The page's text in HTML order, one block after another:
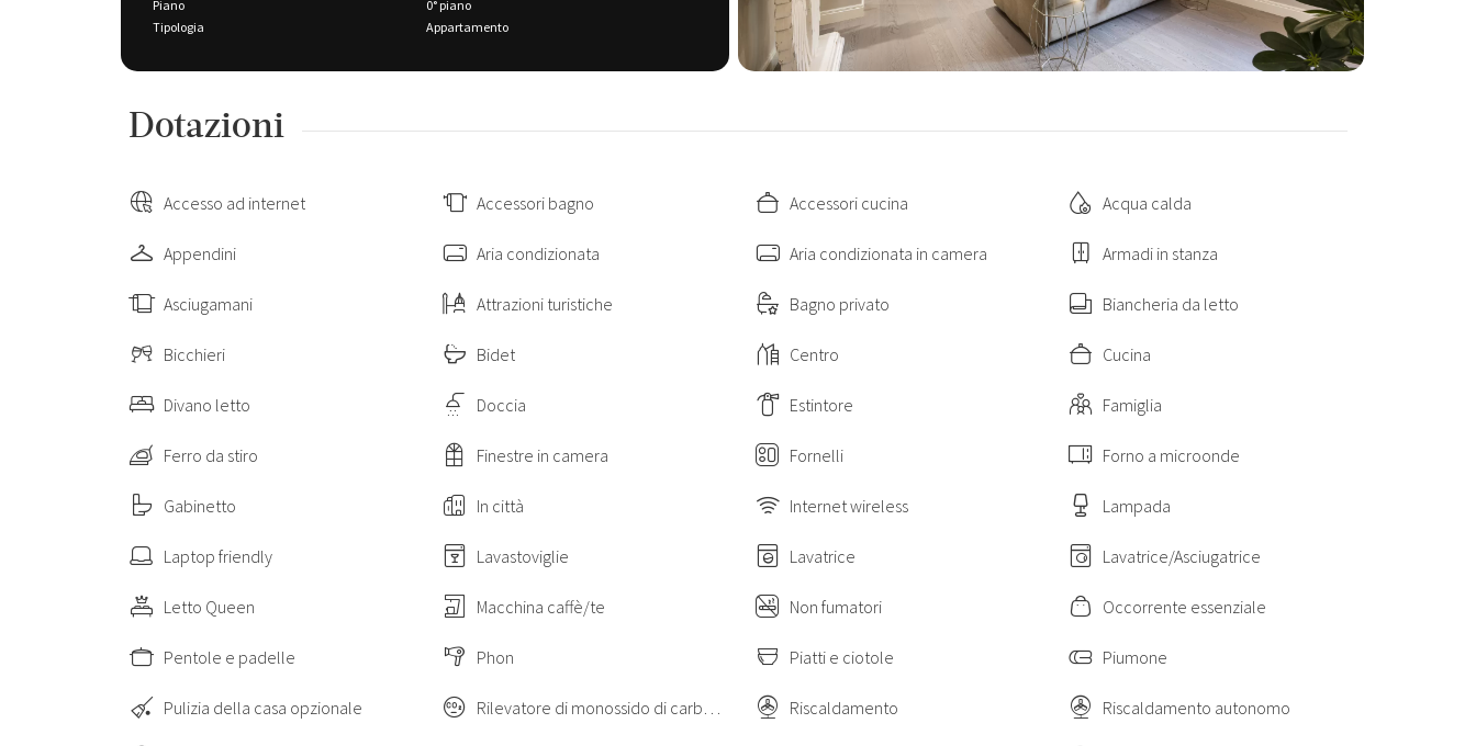
Piazzale Michelangelo: 800 mt
Abbazia di San Miniato a Monte: 1 km
Basilica di Santa Croce: 1,1 km
Ponte Vecchio: 1,6 km
Palazzo Pitti: 1,9 km
048017LTN6835
Piano
0° piano
Tipologia
Appartamento
Dotazioni
Accesso ad internet Accessori bagno Accessori cucina Acqua calda
Appendini Aria condizionata Aria condizionata in camera Armadi in stanza
Asciugamani Attrazioni turistiche Bagno privato Biancheria da letto
Bicchieri Bidet Centro Cucina
Divano letto Doccia Estintore Famiglia
Ferro da stiro Finestre in camera Fornelli Forno a microonde
Gabinetto In città Internet wireless Lampada
Laptop friendly Lavastoviglie Lavatrice Lavatrice/Asciugatrice
Letto Queen Macchina caffè/te Non fumatori Occorrente essenziale
Pentole e padelle Phon Piatti e ciotole Piumone
Pulizia della casa opzionale Rilevatore di monossido di carbonio Riscaldamento Riscaldamento autonomo